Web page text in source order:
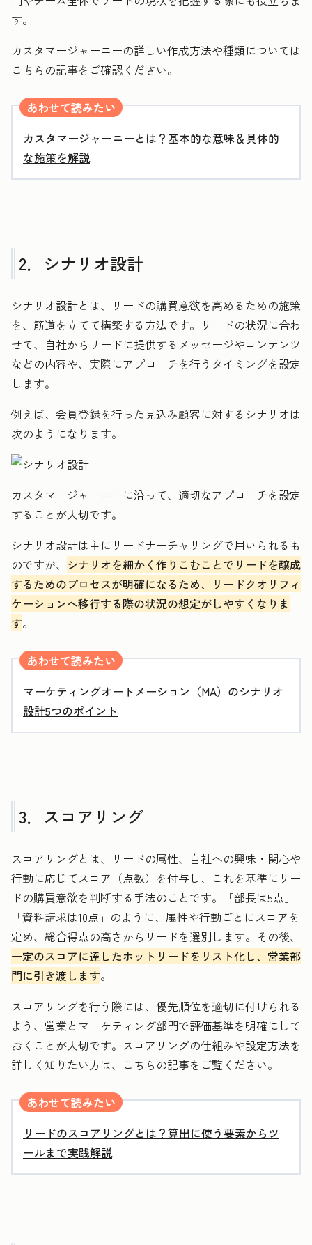
す。
カスタマージャーニーの詳しい作成方法や種類については
こちらの記事をご確認ください。
あわせて読みたい
カスタマージャーニーとは？基本的な意味＆具体的
な施策を解説
2．シナリオ設計
シナリオ設計とは、リードの購買意欲を高めるための施策
を、筋道を立てて構築する方法です。リードの状況に合わ
せて、自社からリードに提供するメッセージやコンテンツ
などの内容や、実際にアプローチを行うタイミングを設定
します。
例えば、会員登録を行った見込み顧客に対するシナリオは
次のようになります。
カスタマージャーニーに沿って、適切なアプローチを設定
することが大切です。
シナリオ設計は主にリードナーチャリングで用いられるも
のですが、 シナリオを細かく作りこむことでリードを醸成
するためのプロセスが明確になるため、リードクオリフィ
ケーションへ移行する際の状況の想定がしやすくなりま
す。
あわせて読みたい
マーケティングオートメーション（MA）のシナリオ
設計5つのポイント
3．スコアリング
スコアリングとは、リードの属性、自社への興味・関心や
行動に応じてスコア（点数）を付与し、これを基準にリー
ドの購買意欲を判断する手法のことです。「部長は5点」
「資料請求は10点」のように、属性や行動ごとにスコアを
定め、総合得点の高さからリードを選別します。その後、
一定のスコアに達したホットリードをリスト化し、営業部
門に引き渡します。
スコアリングを行う際には、優先順位を適切に付けられる
よう、営業とマーケティング部門で評価基準を明確にして
おくことが大切です。スコアリングの仕組みや設定方法を
詳しく知りたい方は、こちらの記事をご覧ください。
あわせて読みたい
リードのスコアリングとは？算出に使う要素からツ
ールまで実践解説